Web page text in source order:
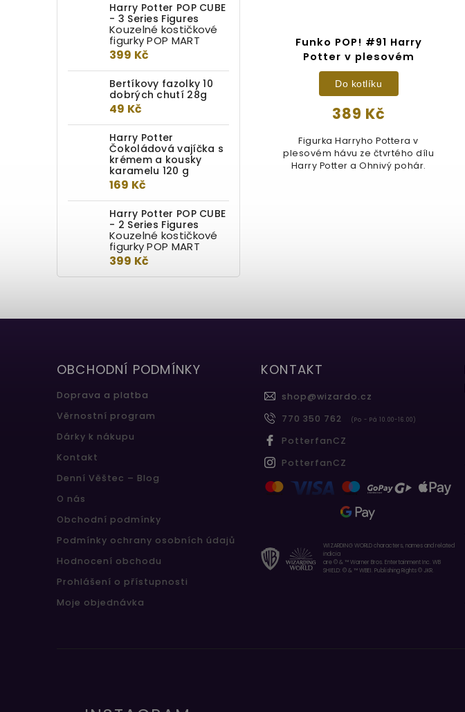
Harry Potter POP CUBE
- 3 Series Figures
Kouzelné kostičkové
figurky POP MART
399 Kč
Bertíkovy fazolky 10
dobrých chutí 28g
49 Kč
Harry Potter
Čokoládová vajíčka s
krémem a kousky
karamelu 120 g
169 Kč
Harry Potter POP CUBE
- 2 Series Figures
Kouzelné kostičkové
figurky POP MART
399 Kč
Funko POP! Harry Potter &
Tee Box Dumbledore
Patronus
949 Kč
Detail
Dárková sada speciální figurky
Fénixe svítící ve tmě (svítí jeho
plameny) a trička s FUNKO...
Funko POP! #91 Harry
Potter v plesovém
389 Kč
Do kotlíku
Figurka Harryho Pottera v
plesovém hávu ze čtvrtého dílu
Harry Potter a Ohnivý pohár.
OBCHODNÍ PODMÍNKY
Doprava a platba
Věrnostní program
Dárky k nákupu
Kontakt
Denní Věštec – Blog
O nás
Obchodní podmínky
Podmínky ochrany osobních údajů
Hodnocení obchodu
Prohlášení o přístupnosti
Moje objednávka
KONTAKT
shop@wizardo.cz
770 350 762
(Po - Pá 10.00-16.00)
PotterfanCZ
PotterfanCZ
WIZARDING WORLD characters, names and related
indicia
are © & ™ Warner Bros. Entertainment Inc. WB
SHIELD: © & ™ WBEI. Publishing Rights © JKR.